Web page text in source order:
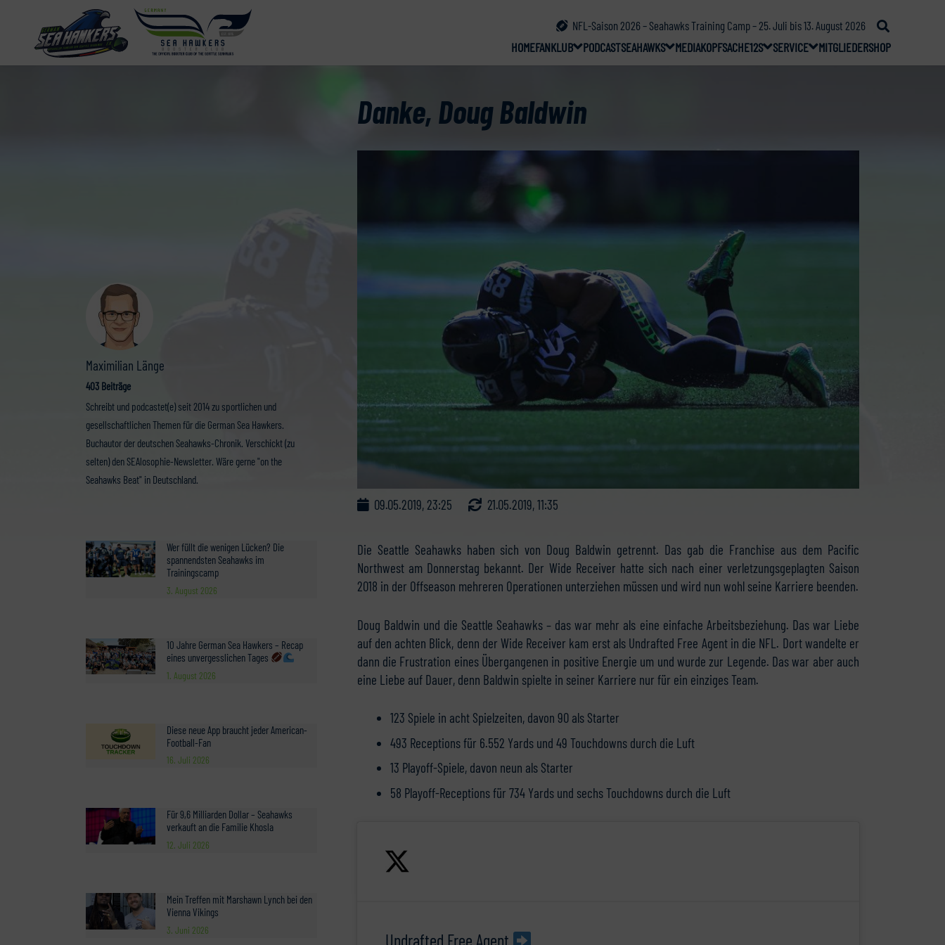
NFL-Saison 2026 – Seahawks Training Camp – 25. Juli bis 13. August 2026
HOMEFANKLUB PODCASTSEAHAWKS MEDIAKOPFSACHE12S SERVICE MITGLIEDERSHOP
Maximilian Länge
403 Beiträge
Schreibt und podcastet(e) seit 2014 zu sportlichen und
gesellschaftlichen Themen für die German Sea Hawkers.
Buchautor der deutschen Seahawks-Chronik. Verschickt (zu
selten) den SEAlosophie-Newsletter. Wäre gerne "on the
Seahawks Beat" in Deutschland.
Danke, Doug Baldwin
09.05.2019, 23:25 21.05.2019, 11:35
Wer füllt die wenigen Lücken? Die
spannendsten Seahawks im
Trainingscamp
3. August 2026
10 Jahre German Sea Hawkers – Recap
eines unvergesslichen Tages
1. August 2026
Diese neue App braucht jeder American-
Football-Fan
16. Juli 2026
Für 9,6 Milliarden Dollar – Seahawks
verkauft an die Familie Khosla
12. Juli 2026
Mein Treffen mit Marshawn Lynch bei den
Vienna Vikings
3. Juni 2026
Die Seattle Seahawks haben sich von Doug Baldwin getrennt. Das gab die Franchise aus dem Pacific
Northwest am Donnerstag bekannt. Der Wide Receiver hatte sich nach einer verletzungsgeplagten Saison
2018 in der Offseason mehreren Operationen unterziehen müssen und wird nun wohl seine Karriere beenden.
Doug Baldwin und die Seattle Seahawks – das war mehr als eine einfache Arbeitsbeziehung. Das war Liebe
auf den achten Blick, denn der Wide Receiver kam erst als Undrafted Free Agent in die NFL. Dort wandelte er
dann die Frustration eines Übergangenen in positive Energie um und wurde zur Legende. Das war aber auch
eine Liebe auf Dauer, denn Baldwin spielte in seiner Karriere nur für ein einziges Team.
123 Spiele in acht Spielzeiten, davon 90 als Starter
493 Receptions für 6.552 Yards und 49 Touchdowns durch die Luft
13 Playoff-Spiele, davon neun als Starter
58 Playoff-Receptions für 734 Yards und sechs Touchdowns durch die Luft
Undrafted Free Agent